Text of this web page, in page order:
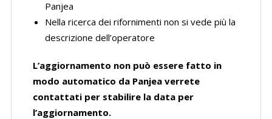
Panjea
Nella ricerca dei rifornimenti non si vede più la
descrizione dell’operatore
L’aggiornamento non può essere fatto in
modo automatico da Panjea verrete
contattati per stabilire la data per
l’aggiornamento.